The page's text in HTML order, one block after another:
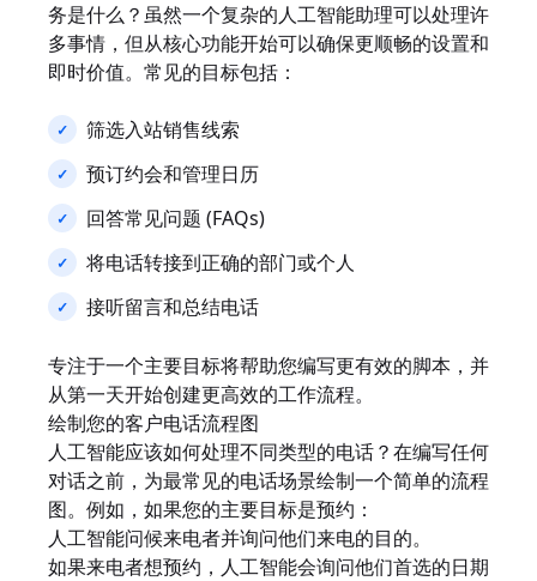
务是什么？虽然一个复杂的人工智能助理可以处理许
多事情，但从核心功能开始可以确保更顺畅的设置和
即时价值。常见的目标包括：
筛选入站销售线索
预订约会和管理日历
回答常见问题 (FAQs)
将电话转接到正确的部门或个人
接听留言和总结电话
专注于一个主要目标将帮助您编写更有效的脚本，并
从第一天开始创建更高效的工作流程。
绘制您的客户电话流程图
人工智能应该如何处理不同类型的电话？在编写任何
对话之前，为最常见的电话场景绘制一个简单的流程
图。例如，如果您的主要目标是预约：
人工智能问候来电者并询问他们来电的目的。
如果来电者想预约，人工智能会询问他们首选的日期